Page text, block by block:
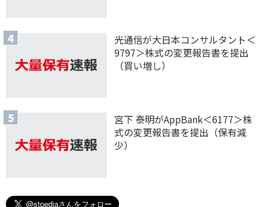
光通信が大日本コンサルタント＜
9797＞株式の変更報告書を提出
（買い増し）
宮下 泰明がAppBank＜6177＞株
式の変更報告書を提出（保有減
少）